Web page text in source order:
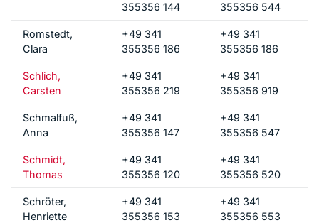
355356 144
355356 544
Romstedt,
Clara
+49 341
355356 186
+49 341
355356 186
Schlich,
Carsten
+49 341
355356 219
+49 341
355356 919
Schmalfuß,
Anna
+49 341
355356 147
+49 341
355356 547
Schmidt,
Thomas
+49 341
355356 120
+49 341
355356 520
Schröter,
Henriette
+49 341
355356 153
+49 341
355356 553